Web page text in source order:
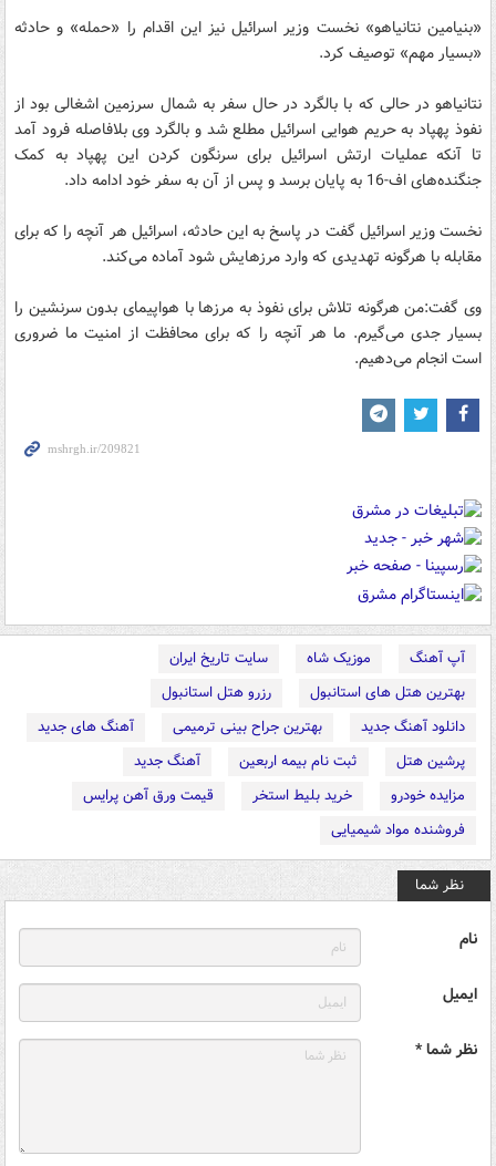
«بنیامین نتانیاهو» نخست وزیر اسرائیل نیز این اقدام را «حمله» و حادثه
«بسیار مهم» توصیف کرد.
نتانیاهو در حالی که با بالگرد در حال سفر به شمال سرزمین اشغالی بود از
نفوذ پهپاد به حریم هوایی اسرائیل مطلع شد و بالگرد وی بلافاصله فرود آمد
تا آنکه عملیات ارتش اسرائیل برای سرنگون کردن این پهپاد به کمک
جنگنده‌های اف-16 به پایان برسد و پس از آن به سفر خود ادامه داد.
نخست وزیر اسرائیل گفت در پاسخ به این حادثه، اسرائیل هر آنچه را که برای
مقابله با هرگونه تهدیدی که وارد مرزهایش شود آماده می‌کند.
وی گفت:من هرگونه تلاش برای نفوذ به مرزها با هواپیمای بدون سرنشین را
بسیار جدی می‌گیرم. ما هر آنچه را که برای محافظت از امنیت ما ضروری
است انجام می‌دهیم.
آپ آهنگ موزیک شاه
سایت تاریخ ایران
بهترین هتل های استانبول
رزرو هتل استانبول
دانلود آهنگ جدید
بهترین جراح بینی ترمیمی
آهنگ های جدید
پرشین هتل
ثبت نام بیمه اربعین
آهنگ جدید
مزایده خودرو
خرید بلیط استخر
قیمت ورق آهن پرایس
فروشنده مواد شیمیایی
نظر شما
نام
ایمیل
نظر شما *